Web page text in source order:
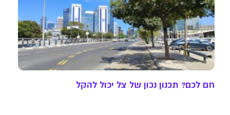
חם לכם? תכנון נכון של צל יכול להקל